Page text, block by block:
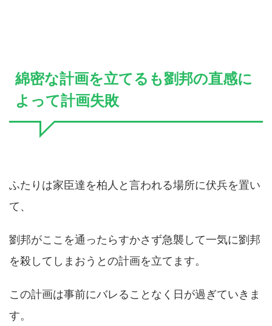
綿密な計画を立てるも劉邦の直感に
よって計画失敗
ふたりは家臣達を柏人と言われる場所に伏兵を置い
て、
劉邦がここを通ったらすかさず急襲して一気に劉邦
を殺してしまおうとの計画を立てます。
この計画は事前にバレることなく日が過ぎていきま
す。